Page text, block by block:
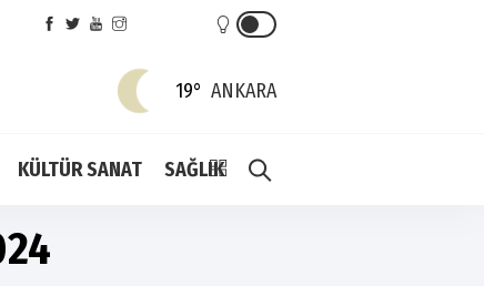
19° ANKARA
KÜLTÜR SANAT SAĞLIK